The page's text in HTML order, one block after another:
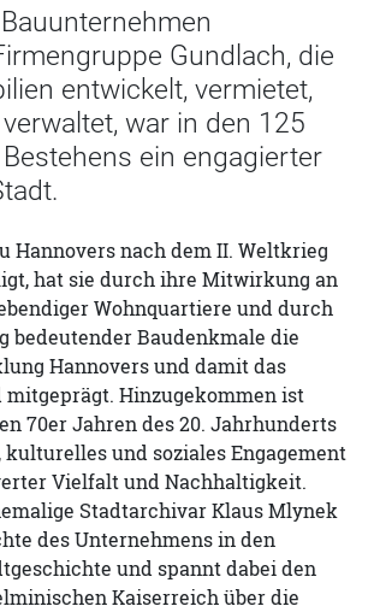
Gundlach, die
entwickelt, vermietet,
war in den 125
ein engagierter
Hannovers nach dem II. Weltkrieg
hat sie durch ihre Mitwirkung an
Wohnquartiere und durch
bedeutender Baudenkmale die
Hannovers und damit das
Hinzugekommen ist
70er Jahren des 20. Jahrhunderts
kulturelles und soziales Engagement
Vielfalt und Nachhaltigkeit.
Stadtarchivar Klaus Mlynek
des Unternehmens in den
und spannt dabei den
Kaiserreich über die